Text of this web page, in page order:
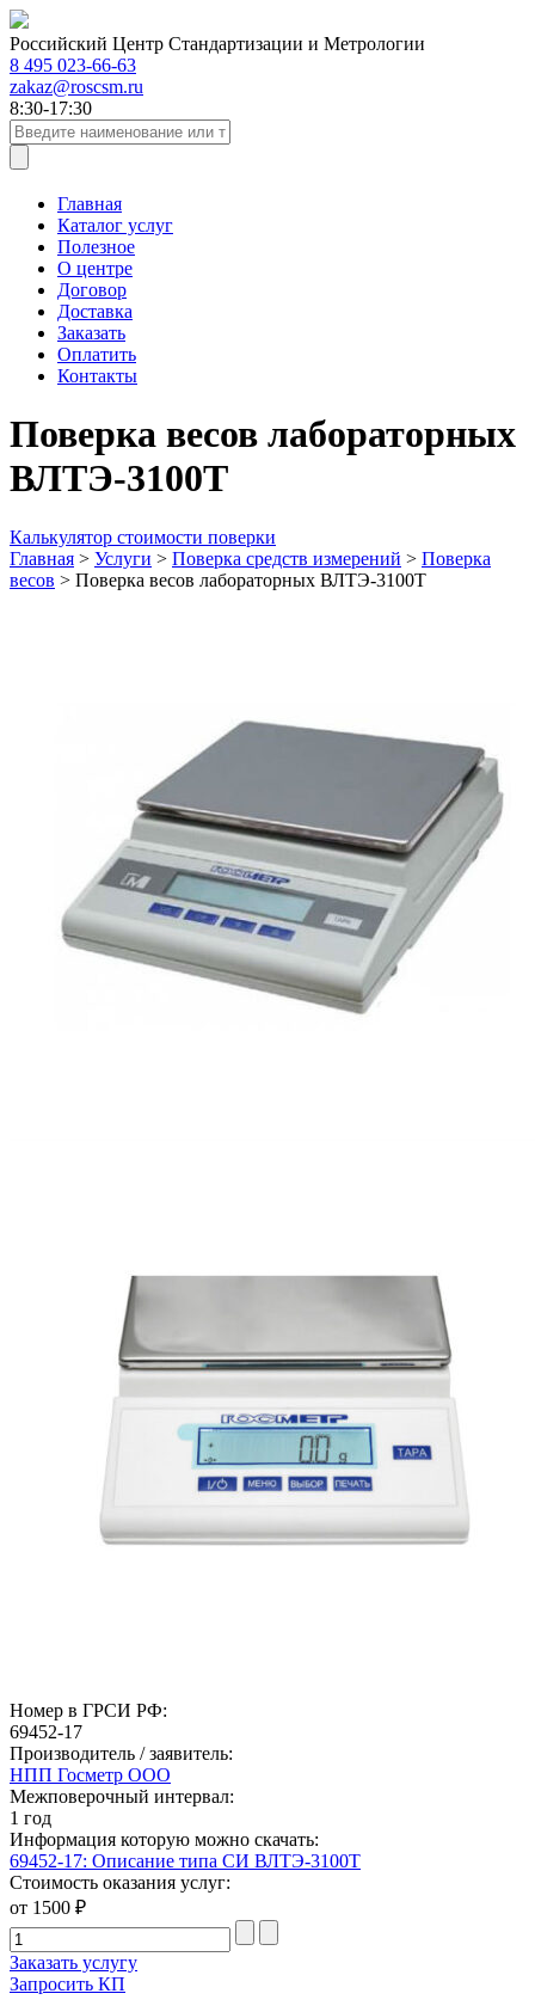
Российский Центр Стандартизации и Метрологии
8 495 023-66-63
zakaz@roscsm.ru
8:30-17:30
Главная
Каталог услуг
Полезное
О центре
Договор
Доставка
Заказать
Оплатить
Контакты
Поверка весов лабораторных
ВЛТЭ-3100Т
Калькулятор стоимости поверки
Главная > Услуги > Поверка средств измерений > Поверка
весов > Поверка весов лабораторных ВЛТЭ-3100Т
Номер в ГРСИ РФ:
69452-17
Производитель / заявитель:
НПП Госметр ООО
Межповерочный интервал:
1 год
Информация которую можно скачать:
69452-17: Описание типа СИ ВЛТЭ-3100Т
Стоимость оказания услуг:
от 1500 ₽
Заказать услугу
Запросить КП